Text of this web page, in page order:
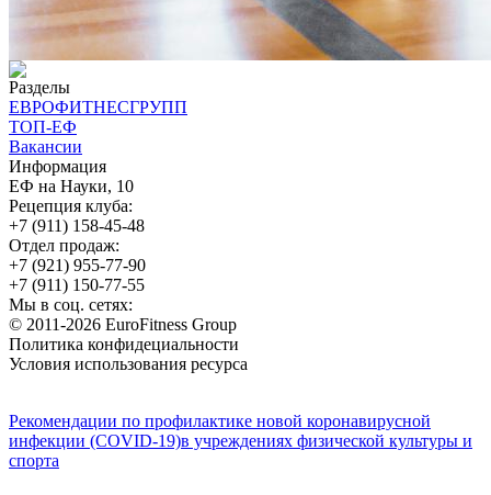
Разделы
ЕВРОФИТНЕСГРУПП
ТОП-ЕФ
Вакансии
Информация
ЕФ на Науки, 10
Рецепция клуба:
+7 (911) 158-45-48
Отдел продаж:
+7 (921) 955-77-90
+7 (911) 150-77-55
Мы в соц. сетях:
© 2011-2026 EuroFitness Group
Политика конфидециальности
Условия использования ресурса
Рекомендации по профилактике новой коронавирусной
инфекции (COVID-19)в учреждениях физической культуры и
спорта